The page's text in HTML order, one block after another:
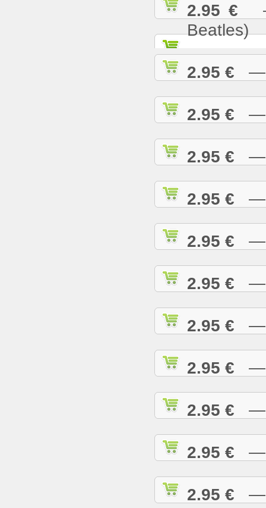
2.95 € —
Beatles)
2.95 € —
2.95 € —
2.95 € —
2.95 € —
2.95 € —
2.95 € —
2.95 € —
2.95 € —
2.95 € —
2.95 € —
2.95 € —